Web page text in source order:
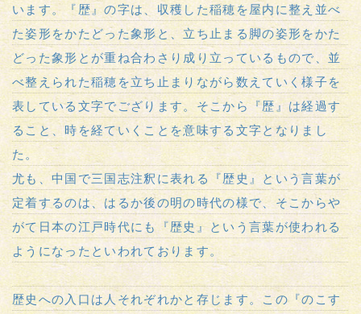
います。『歴』の字は、収穫した稲穂を屋内に整え並べ
た姿形をかたどった象形と、立ち止まる脚の姿形をかた
どった象形とが重ね合わさり成り立っているもので、並
べ整えられた稲穂を立ち止まりながら数えていく様子を
表している文字でござります。そこから『歴』は経過す
ること、時を経ていくことを意味する文字となりまし
た。
尤も、中国で三国志注釈に表れる『歴史』という言葉が
定着するのは、はるか後の明の時代の様で、そこからや
がて日本の江戸時代にも『歴史』という言葉が使われる
ようになったといわれております。
歴史への入口は人それぞれかと存じます。この『のこす